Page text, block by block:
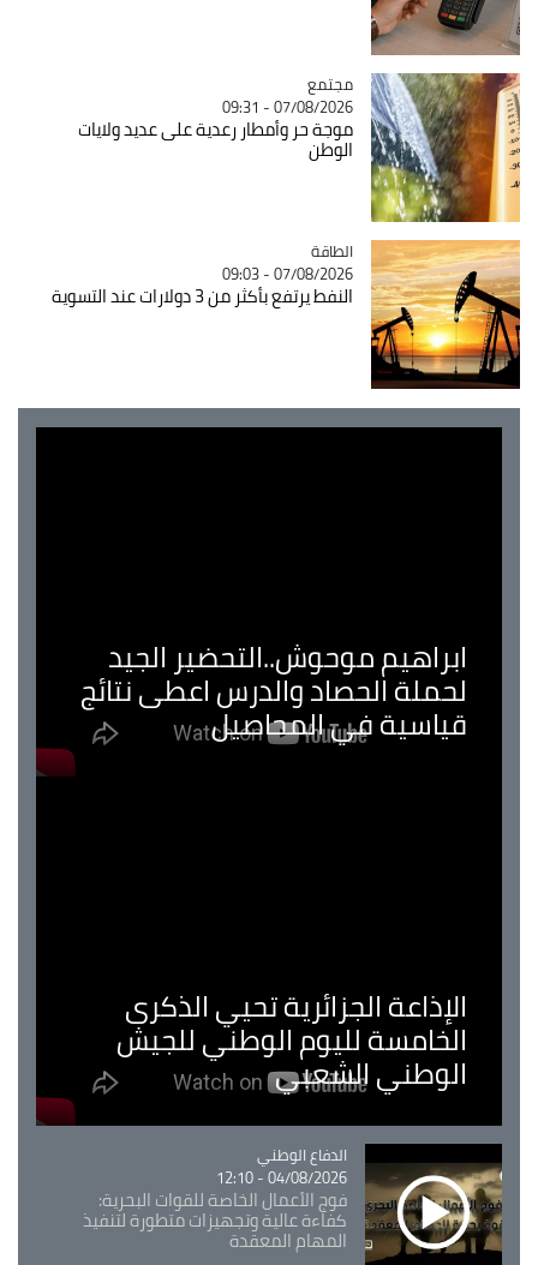
Catégorie
مجتمع
07/08/2026 - 09:31
موجة حر وأمطار رعدية على عديد ولايات
الوطن
Catégorie
الطاقة
07/08/2026 - 09:03
النفط يرتفع بأكثر من 3 دولارات عند التسوية
ابراهيم موحوش..التحضير الجيد
لحملة الحصاد والدرس اعطى نتائج
قياسية في المحاصيل
الإذاعة الجزائرية تحيي الذكرى
الخامسة لليوم الوطني للجيش
الوطني الشعبي
Catégorie
الدفاع الوطني
04/08/2026 - 12:10
فوج الأعمال الخاصة للقوات البحرية:
كفاءة عالية وتجهيزات متطورة لتنفيذ
المهام المعقدة